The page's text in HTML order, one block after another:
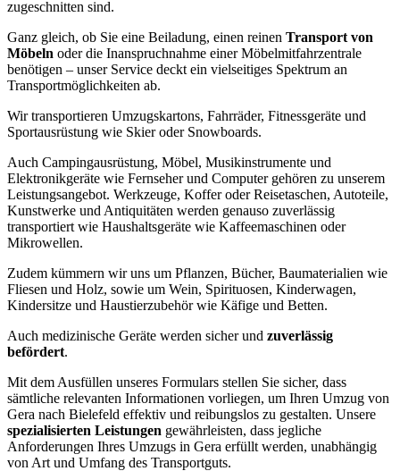
zugeschnitten sind.
Ganz gleich, ob Sie eine Beiladung, einen reinen Transport von
Möbeln oder die Inanspruchnahme einer Möbelmitfahrzentrale
benötigen – unser Service deckt ein vielseitiges Spektrum an
Transportmöglichkeiten ab.
Wir transportieren Umzugskartons, Fahrräder, Fitnessgeräte und
Sportausrüstung wie Skier oder Snowboards.
Auch Campingausrüstung, Möbel, Musikinstrumente und
Elektronikgeräte wie Fernseher und Computer gehören zu unserem
Leistungsangebot. Werkzeuge, Koffer oder Reisetaschen, Autoteile,
Kunstwerke und Antiquitäten werden genauso zuverlässig
transportiert wie Haushaltsgeräte wie Kaffeemaschinen oder
Mikrowellen.
Zudem kümmern wir uns um Pflanzen, Bücher, Baumaterialien wie
Fliesen und Holz, sowie um Wein, Spirituosen, Kinderwagen,
Kindersitze und Haustierzubehör wie Käfige und Betten.
Auch medizinische Geräte werden sicher und zuverlässig
befördert.
Mit dem Ausfüllen unseres Formulars stellen Sie sicher, dass
sämtliche relevanten Informationen vorliegen, um Ihren Umzug von
Gera nach Bielefeld effektiv und reibungslos zu gestalten. Unsere
spezialisierten Leistungen gewährleisten, dass jegliche
Anforderungen Ihres Umzugs in Gera erfüllt werden, unabhängig
von Art und Umfang des Transportguts.